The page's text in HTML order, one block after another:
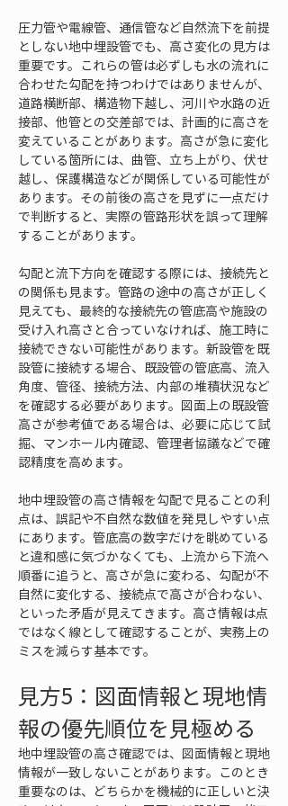
圧力管や電線管、通信管など自然流下を前提
としない地中埋設管でも、高さ変化の見方は
重要です。これらの管は必ずしも水の流れに
合わせた勾配を持つわけではありませんが、
道路横断部、構造物下越し、河川や水路の近
接部、他管との交差部では、計画的に高さを
変えていることがあります。高さが急に変化
している箇所には、曲管、立ち上がり、伏せ
越し、保護構造などが関係している可能性が
あります。その前後の高さを見ずに一点だけ
で判断すると、実際の管路形状を誤って理解
することがあります。
勾配と流下方向を確認する際には、接続先と
の関係も見ます。管路の途中の高さが正しく
見えても、最終的な接続先の管底高や施設の
受け入れ高さと合っていなければ、施工時に
接続できない可能性があります。新設管を既
設管に接続する場合、既設管の管底高、流入
角度、管径、接続方法、内部の堆積状況など
を確認する必要があります。図面上の既設管
高さが参考値である場合は、必要に応じて試
掘、マンホール内確認、管理者協議などで確
認精度を高めます。
地中埋設管の高さ情報を勾配で見ることの利
点は、誤記や不自然な数値を発見しやすい点
にあります。管底高の数字だけを眺めている
と違和感に気づかなくても、上流から下流へ
順番に追うと、高さが急に変わる、勾配が不
自然に変化する、接続点で高さが合わない、
といった矛盾が見えてきます。高さ情報は点
ではなく線として確認することが、実務上の
ミスを減らす基本です。
見方5：図面情報と現地情
報の優先順位を見極める
地中埋設管の高さ確認では、図面情報と現地
情報が一致しないことがあります。このとき
重要なのは、どちらかを機械的に正しいと決